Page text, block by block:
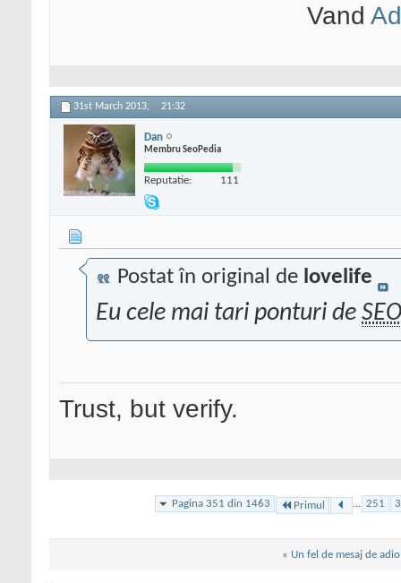
Vand
31st March 2013, 21:32
Dan
Membru SeoPedia
Reputatie: 111
Postat în original de lovelife
Eu cele mai tari ponturi de SEO
Trust, but verify.
Pagina 351 din 1463 Primul ... 251
« Un fel de mesaj de adio